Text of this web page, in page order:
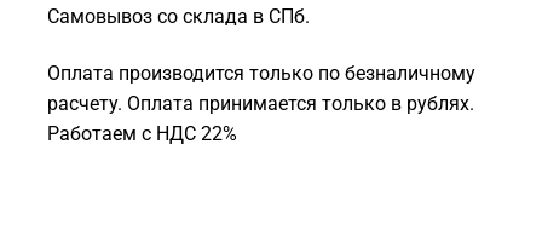
Самовывоз со склада в СПб.
Оплата производится только по безналичному
расчету. Оплата принимается только в рублях.
Работаем с НДС 22%